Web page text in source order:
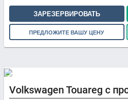
ЗАРЕЗЕРВИРОВАТЬ
ПРЕДЛОЖИТЕ ВАШУ ЦЕНУ
Volkswagen Touareg с